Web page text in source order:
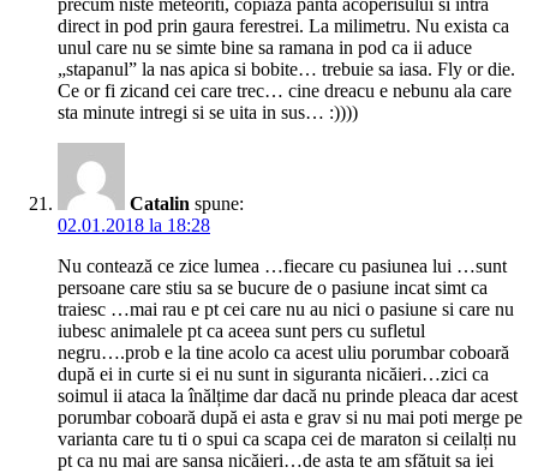
precum niste meteoriti, copiaza panta acoperisului si intra
direct in pod prin gaura ferestrei. La milimetru. Nu exista ca
unul care nu se simte bine sa ramana in pod ca ii aduce
„stapanul” la nas apica si bobite… trebuie sa iasa. Fly or die.
Ce or fi zicand cei care trec… cine dreacu e nebunu ala care
sta minute intregi si se uita in sus… :))))
Catalin spune:
02.01.2018 la 18:28
Nu contează ce zice lumea …fiecare cu pasiunea lui …sunt
persoane care stiu sa se bucure de o pasiune incat simt ca
traiesc …mai rau e pt cei care nu au nici o pasiune si care nu
iubesc animalele pt ca aceea sunt pers cu sufletul
negru….prob e la tine acolo ca acest uliu porumbar coboară
după ei in curte si ei nu sunt in siguranta nicăieri…zici ca
soimul ii ataca la înălțime dar dacă nu prinde pleaca dar acest
porumbar coboară după ei asta e grav si nu mai poti merge pe
varianta care tu ti o spui ca scapa cei de maraton si ceilalți nu
pt ca nu mai are sansa nicăieri…de asta te am sfătuit sa iei